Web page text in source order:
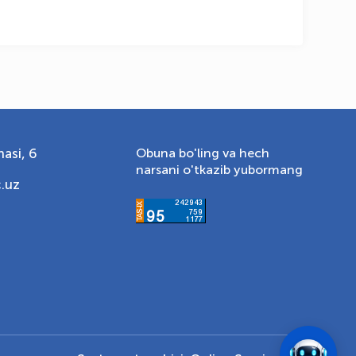
6
Obuna bo'ling va hech
narsani o'tkazib yubormang